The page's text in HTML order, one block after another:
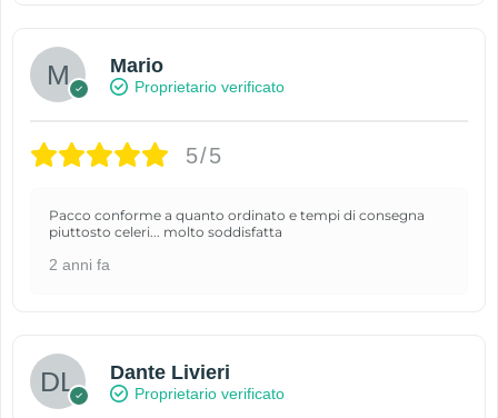
Mario
Proprietario verificato
5/5
Pacco conforme a quanto ordinato e tempi di consegna
piuttosto celeri... molto soddisfatta
2 anni fa
Dante Livieri
Proprietario verificato